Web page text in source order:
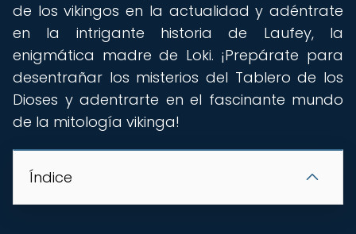
de los vikingos en la actualidad y adéntrate
en la intrigante historia de Laufey, la
enigmática madre de Loki. ¡Prepárate para
desentrañar los misterios del Tablero de los
Dioses y adentrarte en el fascinante mundo
de la mitología vikinga!
Índice